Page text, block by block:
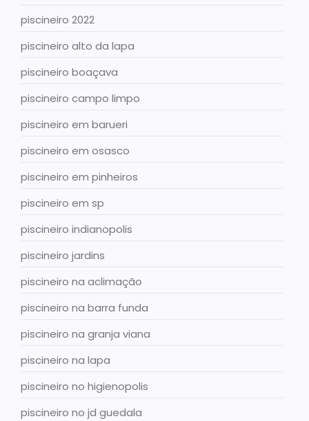
piscineiro 2022
piscineiro alto da lapa
piscineiro boaçava
piscineiro campo limpo
piscineiro em barueri
piscineiro em osasco
piscineiro em pinheiros
piscineiro em sp
piscineiro indianopolis
piscineiro jardins
piscineiro na aclimação
piscineiro na barra funda
piscineiro na granja viana
piscineiro na lapa
piscineiro no higienopolis
piscineiro no jd guedala